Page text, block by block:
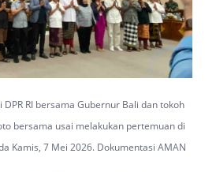
RI bersama Gubernur Bali dan tokoh
bersama usai melakukan pertemuan di
Kamis, 7 Mei 2026. Dokumentasi AMAN